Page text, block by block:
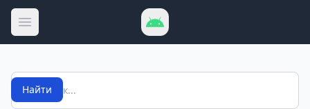
Открыть меню
Поиск
Найти